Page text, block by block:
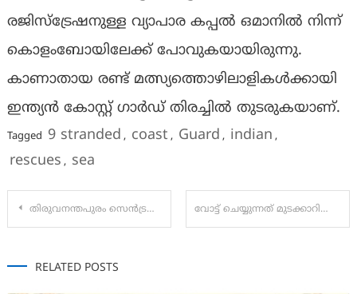
രജിസ്ട്രേഷനുള്ള വ്യാപാര കപ്പൽ ഒമാനിൽ നിന്ന്
കൊളംബോയിലേക്ക് പോവുകയായിരുന്നു.
കാണാതായ രണ്ട് മത്സ്യത്തൊഴിലാളികൾക്കായി
ഇന്ത്യൻ കോസ്റ്റ് ഗാർഡ് തിരച്ചിൽ തുടരുകയാണ്.
Tagged 9 stranded , coast , Guard , indian ,
rescues , sea
Post
തിരുവനന്തപുരം സെൻട്രലിൽ സുധീർ കരമന എൽഡിഎഫ് സ്വതന്ത്രൻ;സിറ്റിംഗ് സീറ്റ് നിലനിർത്തുമെന്ന് സുധീർ വോട്ട് ചെയ്യുന്നത് മുടക്കാറില്ലെന്നുംഇത്തവണയും വോട്ട് ചെയ്യാനാകുമെന്നാണ് പ്രതീക്ഷയെന്ന് എം.എ യൂസഫലി.
RELATED POSTS